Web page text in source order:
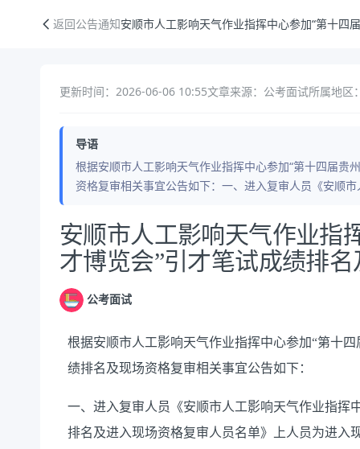
返回公告通知安顺市人工影响天气作业指挥中心参加“第十四
更新时间：2026-06-06 10:55文章来源：公考面试所属地区
导语
根据安顺市人工影响天气作业指挥中心参加“第十四届贵
资格复审相关事宜公告如下：一、进入复审人员《安顺
公告正文
安顺市人工影响天气作业指
才博览会”引才笔试成绩排
公考面试
根据安顺市人工影响天气作业指挥中心参加“第十
绩排名及现场资格复审相关事宜公告如下：
一、进入复审人员《安顺市人工影响天气作业指挥
排名及进入现场资格复审人员名单》上人员为进入